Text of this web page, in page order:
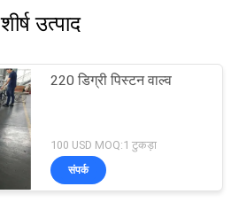
शीर्ष उत्पाद
220 डिग्री पिस्टन वाल्व
100 USD MOQ:1 टुकड़ा
संपर्क